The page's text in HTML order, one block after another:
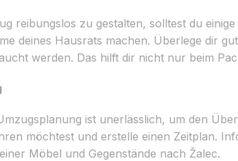
reibungslos zu gestalten, solltest du
deines Hausrats machen. Überlege dir
werden. Das hilft dir nicht nur beim
ist unerlässlich, um den
möchtest und erstelle einen Zeitplan.
Möbel und Gegenstände nach Žalec.